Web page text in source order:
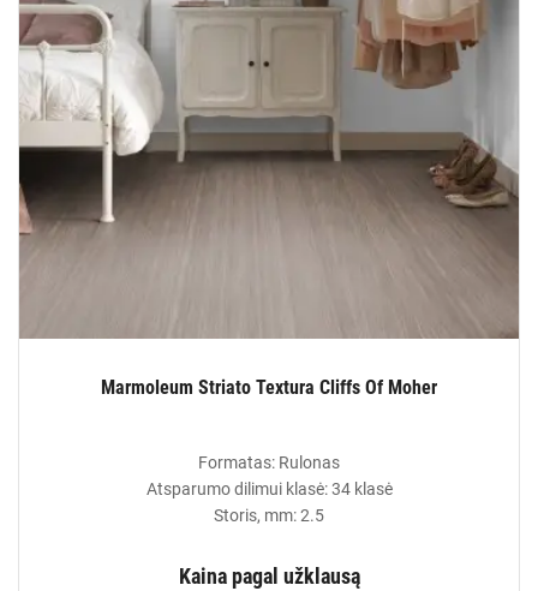
Marmoleum Striato Textura Cliffs Of Moher
Formatas: Rulonas
Atsparumo dilimui klasė: 34 klasė
Storis, mm: 2.5
Kaina pagal užklausą